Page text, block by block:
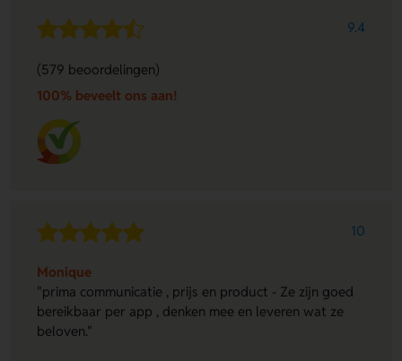
9.4
(579 beoordelingen)
100% beveelt ons aan!
10
Monique
"prima communicatie , prijs en product - Ze zijn goed
bereikbaar per app , denken mee en leveren wat ze
beloven."